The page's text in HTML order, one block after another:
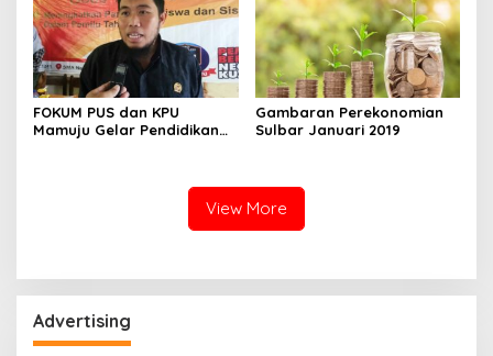
FOKUM PUS dan KPU
Mamuju Gelar Pendidikan
Gambaran Perekonomian
Sulbar Januari 2019
View More
Advertising